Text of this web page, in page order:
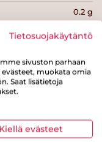
0.2 g
0 g
Tietosuojakäytäntö
sivuston parhaan
muokata omia
Saat lisätietoja
Kiellä evästeet